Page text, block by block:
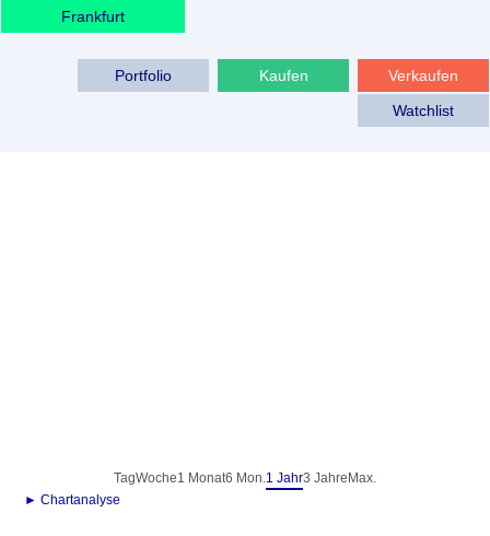
Frankfurt
Verkaufen
Kaufen
Portfolio
Watchlist
TagWoche1 Monat6 Mon.1 Jahr3 Jahre Max.
► Chartanalyse